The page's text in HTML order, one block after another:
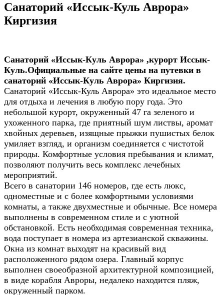
Санаторий «Иссык-Куль Аврора»
Киргизия
Санаторий «Иссык-Куль Аврора» ,курорт Иссык-
Куль.Официальные на сайте цены на путевки в
санаторий «Иссык-Куль Аврора» Киргизия.
Санаторий «Иссык-Куль Аврора» это идеальное место
для отдыха и лечения в любую пору года. Это
небольшой курорт, окруженный 47 га зеленого и
ухоженного парка, где приятный шум листвы, аромат
хвойных деревьев, изящные прыжки пушистых белок
умиляет взгляд, и организм соединяется с чистотой
природы. Комфортные условия пребывания и климат,
позволяют получить весь комплекс лечебных
мероприятий.
Всего в санатории 146 номеров, где есть люкс,
одноместные и с более комфортными условиями
комнаты, а также двухместные и обычные. Все номера
выполнены в современном стиле и с уютной
обстановкой. Есть необходимая современная техника,
вода поступает в номера из артезианской скважины.
Окна из комнат выходят на красивый вид
расположенного рядом озера. Главный корпус
выполнен своеобразной архитектурной композицией,
в виде корабля Авроры, недалеко находится пляж,
окруженный парком.